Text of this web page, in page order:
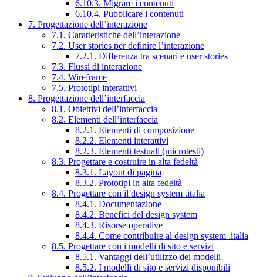
6.10.3. Migrare i contenuti
6.10.4. Pubblicare i contenuti
7. Progettazione dell’interazione
7.1. Caratteristiche dell’interazione
7.2. User stories per definire l’interazione
7.2.1. Differenza tra scenari e user stories
7.3. Flussi di interazione
7.4. Wireframe
7.5. Prototipi interattivi
8. Progettazione dell’interfaccia
8.1. Obiettivi dell’interfaccia
8.2. Elementi dell’interfaccia
8.2.1. Elementi di composizione
8.2.2. Elementi interattivi
8.2.3. Elementi testuali (microtesti)
8.3. Progettare e costruire in alta fedeltà
8.3.1. Layout di pagina
8.3.2. Prototipi in alta fedeltà
8.4. Progettare con il design system .italia
8.4.1. Documentazione
8.4.2. Benefici del design system
8.4.3. Risorse operative
8.4.4. Come contribuire al design system .italia
8.5. Progettare con i modelli di sito e servizi
8.5.1. Vantaggi dell’utilizzo dei modelli
8.5.2. I modelli di sito e servizi disponibili